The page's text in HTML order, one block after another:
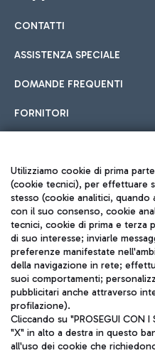
Cucina Internazionale
Fast Food
Hotel in aeroporto
Scegli l'alloggio più adatto e
all'aeroporto.
Car sharing
Con il Car Sharing è ancora
Treno
Raggiungi velocemente
tramite i servizi ferroviari
CONTATTI
ASSISTENZA SPECIALE
DOMANDE FREQUENTI
FORNITORI
Seguici sui social
Utilizziamo cookie di prima
(cookie tecnici), per effettuare
stesso (cookie analitici, quando
con il suo consenso, cookie
tecnici, cookie di prima e terza
di suo interesse; inviarle
preferenze manifestate
della navigazione in rete;
suoi comportamenti;
pubblicitari anche attraverso
profilazione).
Cliccando su "PROSEGUI CON I
"X" in alto a destra in questo
all'uso dei cookie che